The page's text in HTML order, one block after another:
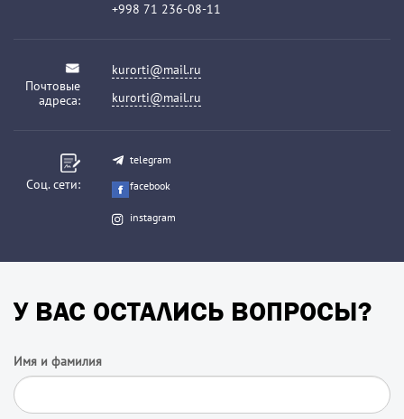
+998 71 236-08-11
Почтовые
адреса:
kurorti@mail.ru
kurorti@mail.ru
Соц. сети:
telegram
facebook
instagram
У ВАС ОСТАЛИСЬ ВОПРОСЫ?
Имя и фамилия